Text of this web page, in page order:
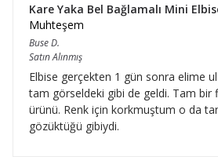
Kare Yaka Bel Bağlamalı Mini
Muhteşem
BuseD.
Satın Alınmış
Elbise gerçekten 1 gün sonra elime
tam görseldeki gibi de geldi. Tam bir
ürünü. Renk için korkmuştum o da
gözüktüğü gibiydi.